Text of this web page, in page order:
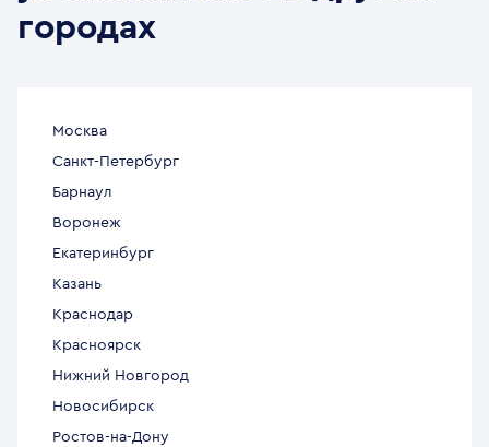
городах
Москва
Санкт-Петербург
Барнаул
Воронеж
Екатеринбург
Казань
Краснодар
Красноярск
Нижний Новгород
Новосибирск
Ростов-на-Дону